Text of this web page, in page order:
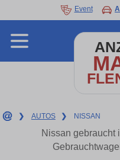
Event
❯ AUTOS ❯ NISSAN
Nissan gebraucht